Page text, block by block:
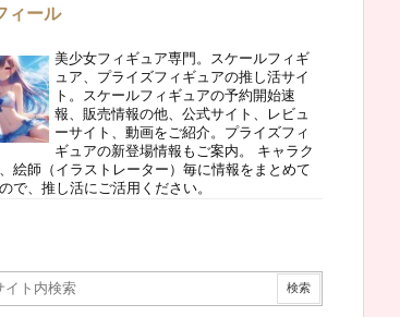
ィール
美少女フィギュア専門。スケールフィギ
ュア、プライズフィギュアの推し活サイ
ト。スケールフィギュアの予約開始速
報、販売情報の他、公式サイト、レビュ
ーサイト、動画をご紹介。プライズフィ
ギュアの新登場情報もご案内。 キャラク
絵師（イラストレーター）毎に情報をまとめて
で、推し活にご活用ください。